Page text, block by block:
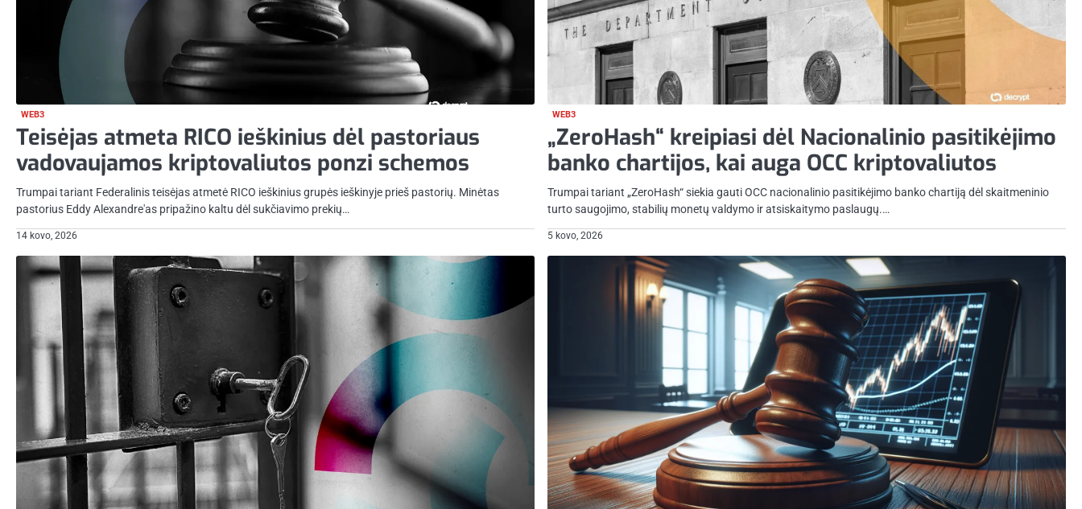
WEB3
Teisėjas atmeta RICO ieškinius dėl pastoriaus
vadovaujamos kriptovaliutos ponzi schemos
Trumpai tariant Federalinis teisėjas atmetė RICO ieškinius grupės ieškinyje prieš pastorių. Minėtas
pastorius Eddy Alexandre'as pripažino kaltu dėl sukčiavimo prekių…
14 kovo, 2026
WEB3
„ZeroHash“ kreipiasi dėl Nacionalinio pasitikėjimo
banko chartijos, kai auga OCC kriptovaliutos
Trumpai tariant „ZeroHash“ siekia gauti OCC nacionalinio pasitikėjimo banko chartiją dėl skaitmeninio
turto saugojimo, stabilių monetų valdymo ir atsiskaitymo paslaugų.…
5 kovo, 2026